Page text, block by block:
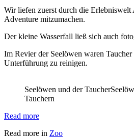
Wir liefen zuerst durch die Erlebniswelt
Adventure mitzumachen.
Der kleine Wasserfall ließ sich auch
Im Revier der Seelöwen waren Taucher
Unterführung zu reinigen.
Seelöwen und der Taucher
Tauchern
Read more
Read more in Zoo